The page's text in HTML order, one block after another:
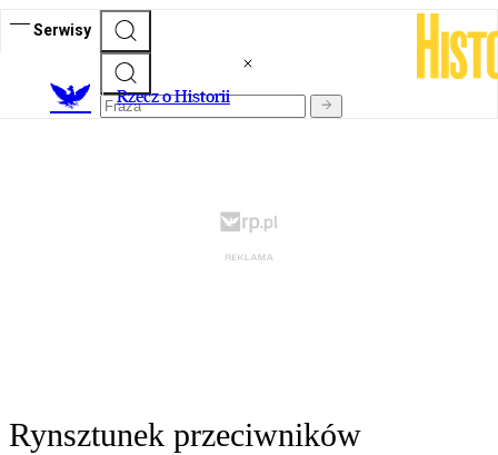
Serwisy
Rzecz o Historii
Rynsztunek przeciwników